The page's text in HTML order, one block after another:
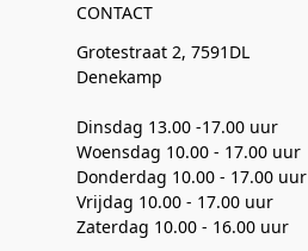
CONTACT
Grotestraat 2, 7591DL
Denekamp
Dinsdag 13.00 -17.00 uur
Woensdag 10.00 - 17.00 uur
Donderdag 10.00 - 17.00 uur
Vrijdag 10.00 - 17.00 uur
Zaterdag 10.00 - 16.00 uur